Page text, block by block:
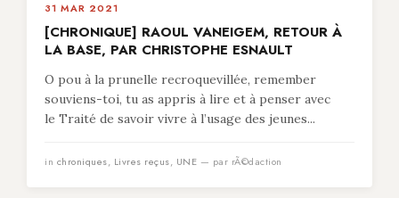
31 MAR 2021
[CHRONIQUE] RAOUL VANEIGEM, RETOUR À
LA BASE, PAR CHRISTOPHE ESNAULT
O pou à la prunelle recroquevillée, remember
souviens-toi, tu as appris à lire et à penser avec
le Traité de savoir vivre à l’usage des jeunes...
in chroniques, Livres reçus, UNE — par rÃ©daction